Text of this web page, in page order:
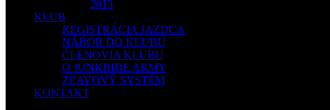
2013
KLUB
REGISTRÁCIA JAZDCA
NÁBOR DO KLUBU
ČLENOVIA KLUBU
O JUNKRIDE ARMY
ZĽAVOVÝ SYSTÉM
KONTAKT